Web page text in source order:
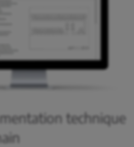
technique